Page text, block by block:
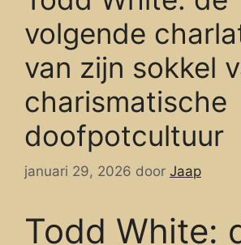
volgende
van zijn sokkel
charismatische
doofpotcultuur
januari 29, 2026 door Jaap
Todd White: